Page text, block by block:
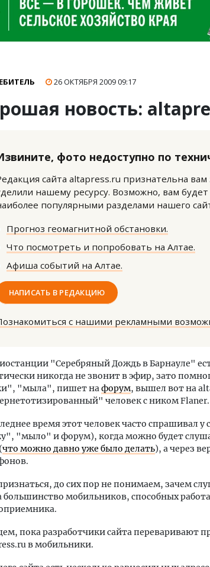
26 ОКТЯБРЯ 200909:17
новость:
фото недоступно по
сайта altapress.ru признательна
нашему ресурсу. Возможно, вам
популярными разделами нашего
Прогноз геомагнитной обстановки.
Что посмотреть и попробовать на Алтае.
Афиша событий на Алтае.
НАПИСАТЬ В РЕДАКЦИЮ
с нашими рекламными
"Серебряный Дождь в Барнауле"
никогда не звонит в эфир, зато
"мыла", пишет нафорум, вышел вот на
человек с ником Flaner.
время этот человек часто спрашивал
"мыло" и форум), когда можно будет
что можно давно уже было делать), а через
до сих пор не понимаем, зачем
большинство мобильников, способных
пока разработчики сайта переваривают
в мобильники.
Смелость
Генеральный
ЗИАС — об
трендах в